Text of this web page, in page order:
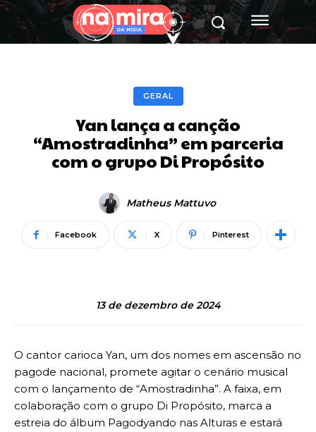
GERAL
Yan lança a canção
“Amostradinha” em parceria
com o grupo Di Propósito
Matheus Mattuvo
Facebook X Pinterest
13 de dezembro de 2024
O cantor carioca Yan, um dos nomes em ascensão no
pagode nacional, promete agitar o cenário musical
com o lançamento de “Amostradinha”. A faixa, em
colaboração com o grupo Di Propósito, marca a
estreia do álbum Pagodyando nas Alturas e estará